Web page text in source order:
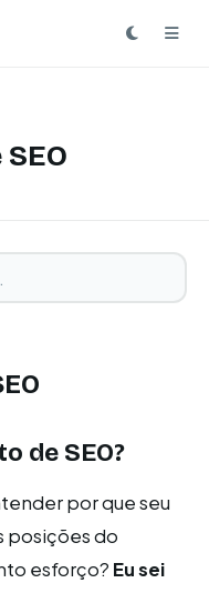
de SEO?
por que seu
posições do
esforço? Eu sei